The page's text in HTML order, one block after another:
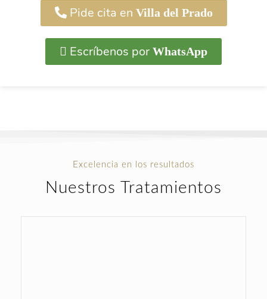
Pide cita en Villa del Prado
Escríbenos por WhatsApp
Excelencia en los resultados
Nuestros Tratamientos